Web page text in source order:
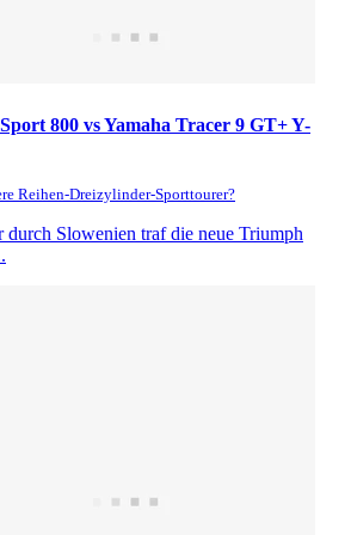
800 vs Yamaha Tracer 9 GT+ Y-
Reihen-Dreizylinder-Sporttourer?
durch Slowenien traf die neue Triumph